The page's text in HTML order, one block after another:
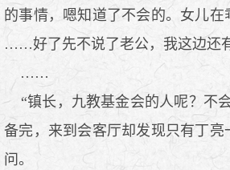
的事情，嗯知道了不会的。女儿在
……好了先不说了老公，我这边还
……
“镇长，九教基金会的人呢？不
备完，来到会客厅却发现只有丁亮
问。